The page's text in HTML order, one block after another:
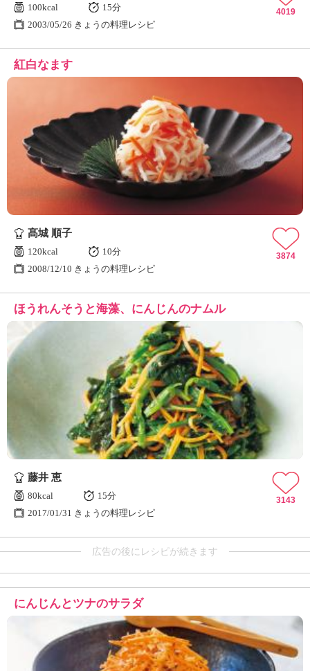
100kcal
15分
2003/05/26 きょうの料理レシピ
4019
紅白なます
髙城 順子
120kcal
10分
2008/12/10 きょうの料理レシピ
3874
ほうれんそうと海藻、にんじんのナムル
藤井 恵
80kcal
15分
2017/01/31 きょうの料理レシピ
3143
広告の後にレシピが続きます
にんじんとツナのサラダ